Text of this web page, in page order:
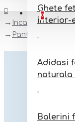
Favorite
0
Ghete
interior-
Adidasi
Balerini
Incaltaminte
Pantofi barefoot